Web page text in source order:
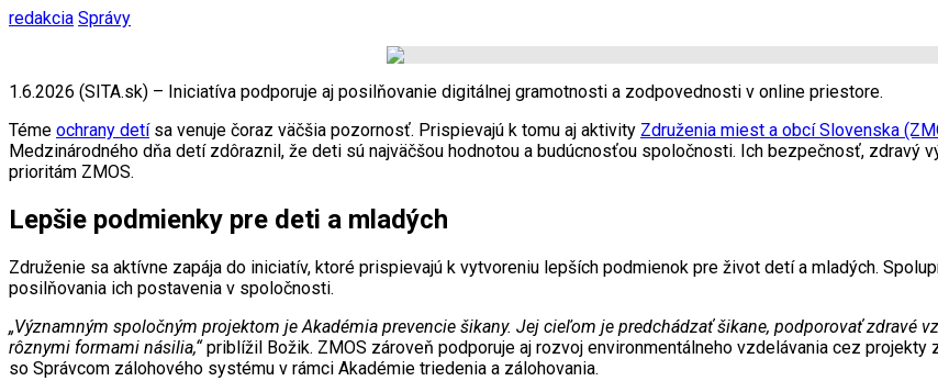
redakcia Správy
1.6.2026 (SITA.sk) – Iniciatíva podporuje aj posilňovanie digitálnej gramotnosti a zodpovednosti v online priestore.
Téme ochrany detísa venuje čoraz väčšia pozornosť. Prispievajú k tomu aj aktivity Združenia miest a obcí Slovenska
Medzinárodného dňa detí zdôraznil, že deti sú najväčšou hodnotou a budúcnosťou spoločnosti. Ich bezpečnosť, zdravý
prioritám ZMOS.
Lepšie podmienky pre deti a mladých
Združenie sa aktívne zapája do iniciatív, ktoré prispievajú k vytvoreniu lepších podmienok pre život detí a mladých.
posilňovania ich postavenia v spoločnosti.
„Významným spoločným projektom je Akadémia prevencie šikany. Jej cieľom je predchádzať šikane, podporovať zdravé
rôznymi formami násilia,“priblížil Božik. ZMOS zároveň podporuje aj rozvoj environmentálneho vzdelávania cez projekty
so Správcom zálohového systému v rámci Akadémie triedenia a zálohovania.